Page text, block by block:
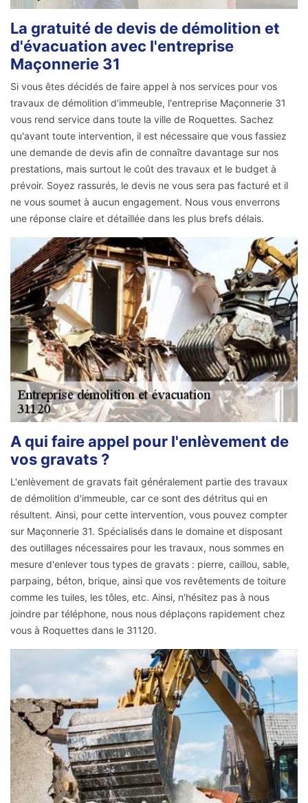
La gratuité de devis de démolition et
d'évacuation avec l'entreprise
Maçonnerie 31
Si vous êtes décidés de faire appel à nos services pour vos
travaux de démolition d'immeuble, l'entreprise Maçonnerie 31
vous rend service dans toute la ville de Roquettes. Sachez
qu'avant toute intervention, il est nécessaire que vous fassiez
une demande de devis afin de connaître davantage sur nos
prestations, mais surtout le coût des travaux et le budget à
prévoir. Soyez rassurés, le devis ne vous sera pas facturé et il
ne vous soumet à aucun engagement. Nous vous enverrons
une réponse claire et détaillée dans les plus brefs délais.
A qui faire appel pour l'enlèvement de
vos gravats ?
L'enlèvement de gravats fait généralement partie des travaux
de démolition d'immeuble, car ce sont des détritus qui en
résultent. Ainsi, pour cette intervention, vous pouvez compter
sur Maçonnerie 31. Spécialisés dans le domaine et disposant
des outillages nécessaires pour les travaux, nous sommes en
mesure d'enlever tous types de gravats : pierre, caillou, sable,
parpaing, béton, brique, ainsi que vos revêtements de toiture
comme les tuiles, les tôles, etc. Ainsi, n'hésitez pas à nous
joindre par téléphone, nous nous déplaçons rapidement chez
vous à Roquettes dans le 31120.